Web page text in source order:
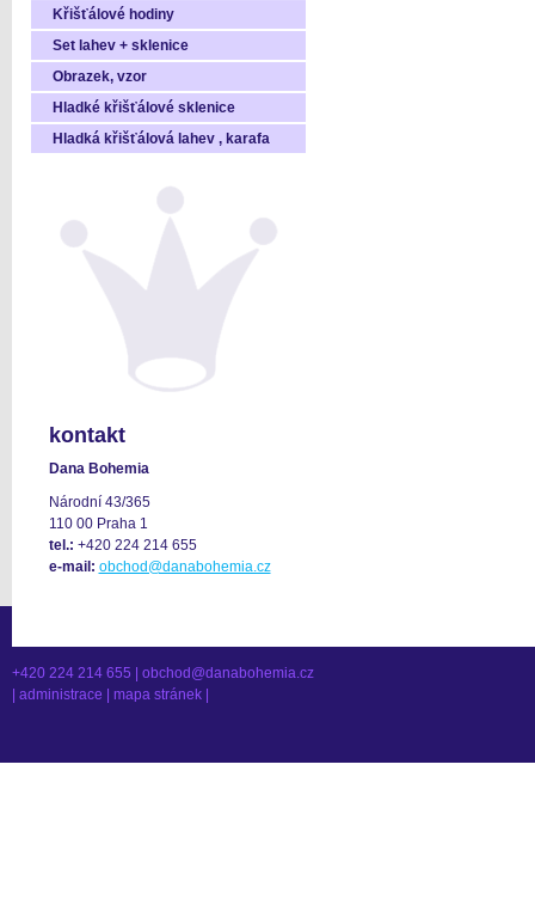
Křišťálové hodiny
Set lahev + sklenice
Obrazek, vzor
Hladké křišťálové sklenice
Hladká křišťálová lahev , karafa
kontakt
Dana Bohemia
Národní 43/365
110 00 Praha 1
tel.: +420 224 214 655
e-mail: obchod@danabohemia.cz
+420 224 214 655 | obchod@danabohemia.cz
administrace mapa stránek|